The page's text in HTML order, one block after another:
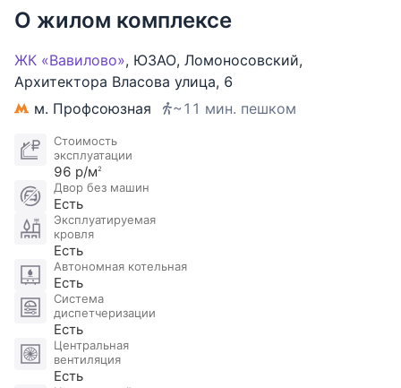
для отдыха и развлечений с великолепными
видами на Москву. На верхних этажах комплекса
расположены 3 спортивных зала и 25-метровый
бассейн. Закрытая и охраняемая территория,
круглосуточная охрана, видеонаблюдение,
контроль доступа. Предусмотрены 3-уровневый
подземный паркинг на 530 машино-мест и
открытая гостевая парковка на 50 машино-мест.
О жилом комплексе
ЖК «Вавилово», ЮЗАО, Ломоносовский,
Архитектора Власова улица, 6
м. Профсоюзная
~11 мин. пешком
Стоимость
эксплуатации
96 р/м2
Двор без машин
Есть
Эксплуатируемая
кровля
Есть
Автономная котельная
Есть
Система
диспетчеризации
Есть
Центральная
вентиляция
Есть